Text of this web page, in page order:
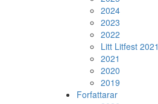
2024
2023
2022
Litt Litfest 2021
2021
2020
2019
Forfattarar